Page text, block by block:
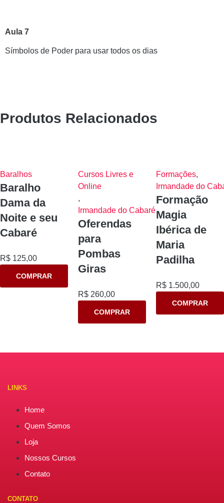
Aula 7
Símbolos de Poder para usar todos os dias
Produtos Relacionados
Baralhos
Baralho
Dama da
Noite e seu
Cabaré
R$ 125,00
COMPRAR
Cursos Livres e
Online
,
Irmandade do Cabaré
Oferendas
para
Pombas
Giras
R$260,00
COMPRAR
Formações,
Irmandade do
Formação
Magia
Ibérica de
Maria
Padilha
R$1.500,00
COMPRAR
LINKS
Home
Quem Somos
Loja
Nossos Cursos
Contato
CONTATO